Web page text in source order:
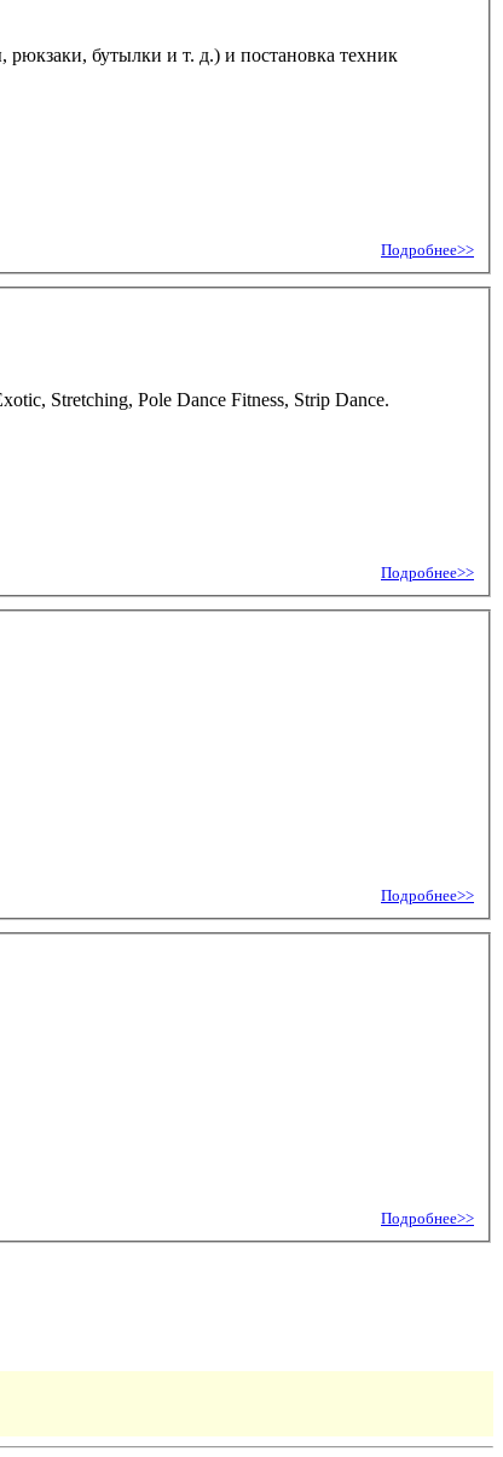
бутылки и т. д.) и постановка техник
Подробнее>>
Stretching, Pole Dance Fitness, Strip Dance.
Подробнее>>
Подробнее>>
Подробнее>>